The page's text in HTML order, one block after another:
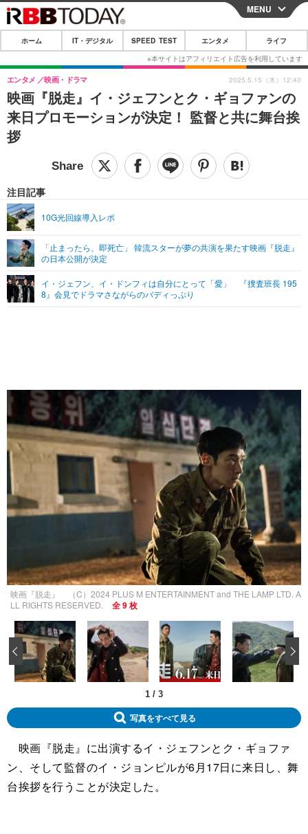
CLOSE
ホーム
IT・デジタル
IT・デジタルTOP スマートフォン
ガジェット・ツール
ショッピング その他
SPEED TEST
エンタメ
エンタメTOP 映画・ドラマ
音楽
グラビア ブログ
ペット
その他
リリース一覧
プッシュ通知の停止方法
MENU
ホーム IT・デジタル SPEED TEST エンタメ ライフ
映画『脱走』イ・ジェフンとク・ギョファンの
来日プロモーションが決定！ 監督と共に舞台挨
拶
エンタメ 映画・ドラマ
注目記事
10G光回線導入レポ
「止まったら、即死亡」 韓流スターが夢の共演を果たす映画『脱走』
の日本公開が決定
イ・ジェフン、イ・ドンフィは自分にとって「愛」 『捜査班長 195
8』会見でドラマさながらのバディっぷり
2025.5.15（木）12:40
映画『脱走』 （C）2024 PLUS M ENTERTAINMENT and THE LAMP LTD. A
LL RIGHTS RESERVED.
全 9 枚
1 / 3
‹
写真をすべて見る
映画『脱走』に出演するイ・ジェフンとク・ギョファ
ン、そして監督のイ・ジョンピルが6月17日に来日し、舞
台挨拶を行うことが決定した。